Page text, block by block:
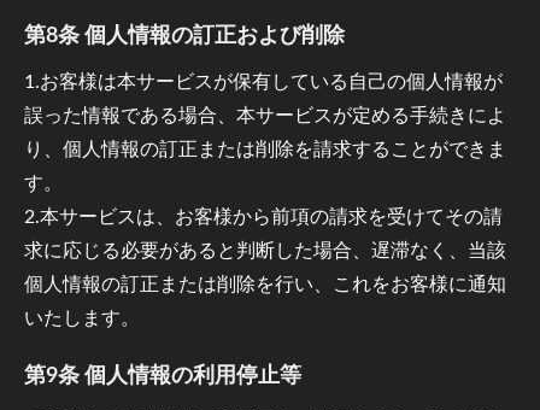
第8条 個人情報の訂正および削除
1.お客様は本サービスが保有している自己の個人情報が
誤った情報である場合、本サービスが定める手続きによ
り、個人情報の訂正または削除を請求することができま
す。
2.本サービスは、お客様から前項の請求を受けてその請
求に応じる必要があると判断した場合、遅滞なく、当該
個人情報の訂正または削除を行い、これをお客様に通知
いたします。
第9条 個人情報の利用停止等